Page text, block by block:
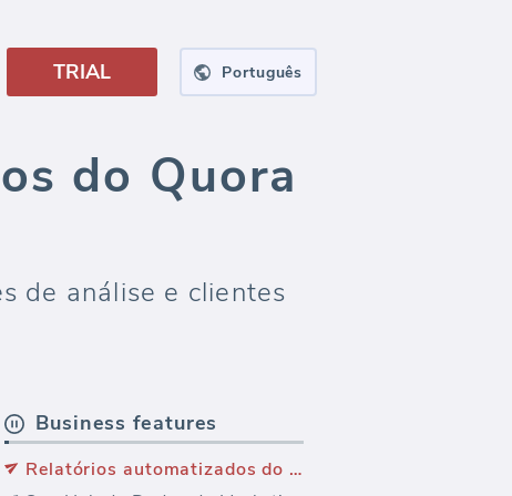
TRIAL Português
do Quora
de análise e clientes
Business features
Relatórios automatizados do Quora